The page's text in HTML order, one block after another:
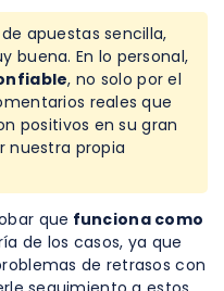
apuestas sencilla,
buena. En lo personal,
, no solo por el
reales que
positivos en su gran
nuestra propia
que funciona como
de los casos, ya que
de retrasos con